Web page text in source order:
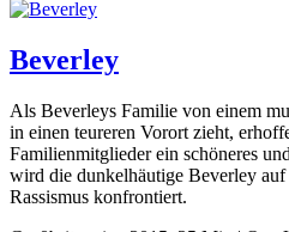
Beverley
Als Beverleys Familie von einem
in einen teureren Vorort zieht,
Familienmitglieder ein schöneres
wird die dunkelhäutige Beverley
Rassismus konfrontiert.